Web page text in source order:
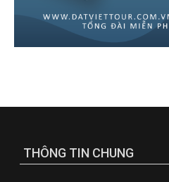
THÔNG TIN CHUNG